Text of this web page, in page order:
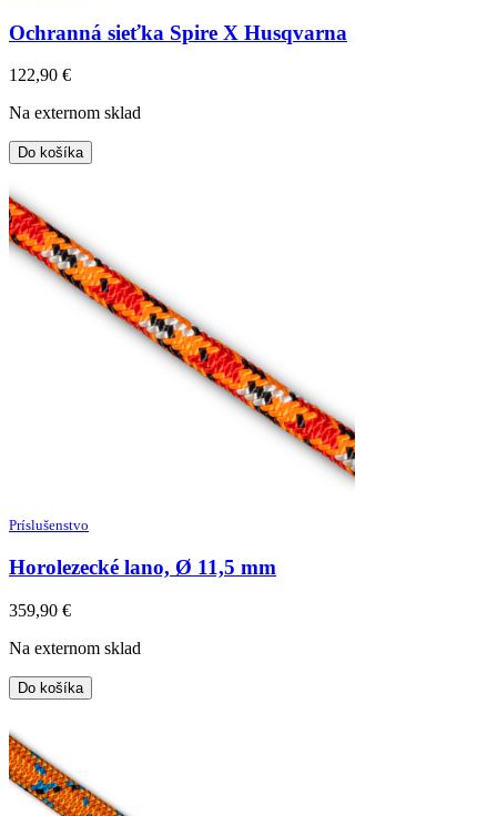
Ochranná sieťka Spire X Husqvarna
122,90 €
Na externom sklad
Do košíka
Príslušenstvo
Horolezecké lano, Ø 11,5 mm
359,90 €
Na externom sklad
Do košíka